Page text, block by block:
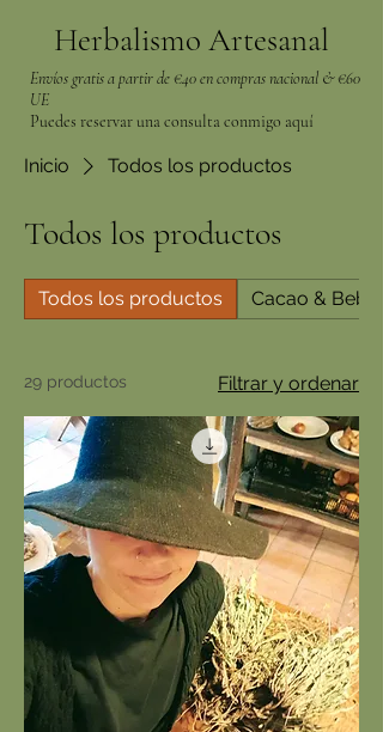
Herbalismo Artesanal
Envíos gratis a partir de €40 en compras nacional & €60
UE
Puedes reservar una consulta conmigo aquí
Inicio Todos los productos
Todos los productos
Todos los productos Cacao &
29 productos Filtrar y ordenar